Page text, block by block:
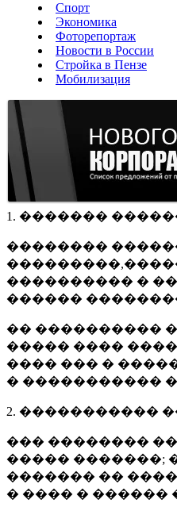
Спорт
Экономика
Фоторепортаж
Новости в России
Стройка в Пензе
Мобилизация
1. �������
��������
���������� �
������
�� ����������
����� ����
���� ��� �
� �����������
2. �����������
��� ��������
����� �������;
������� ��
� ���� � ������